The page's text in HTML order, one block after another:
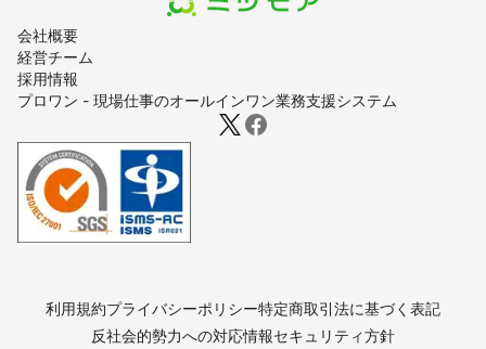
会社概要
経営チーム
採用情報
プロワン - 現場仕事のオールインワン業務支援システム
利用規約プライバシーポリシー特定商取引法に基づく表記
反社会的勢力への対応情報セキュリティ方針